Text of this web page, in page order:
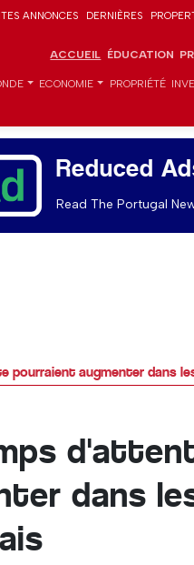
ANNONCES DERNIÈRES
ACCUEIL ÉDUCATION
ECONOMIE PROPRIÉTÉ
Reduced
Read The Portugal
pourraient augmenter dans
dans